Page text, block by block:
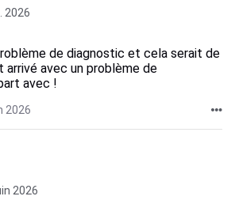
2026
de diagnostic et cela serait de
avec un problème de
avec !
2026
2026